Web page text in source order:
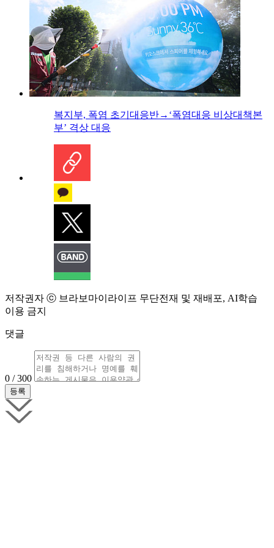
복지부, 폭염 초기대응반→‘폭염대응 비상대책본
부’ 격상 대응
저작권자 ⓒ 브라보마이라이프 무단전재 및 재배포, AI학습
이용 금지
댓글
0 / 300